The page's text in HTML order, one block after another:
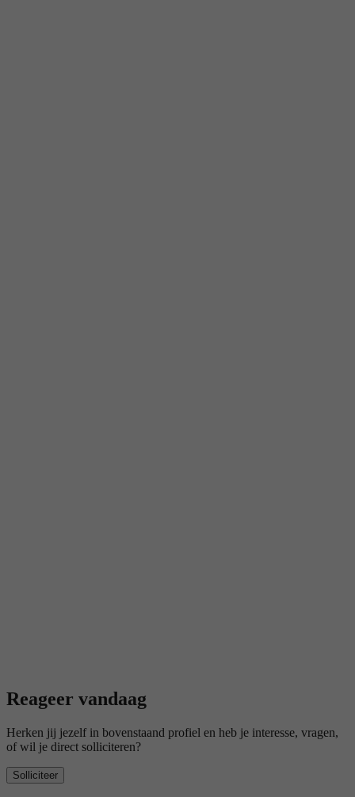
Reageer vandaag
Herken jij jezelf in bovenstaand profiel en heb je interesse, vragen,
of wil je direct solliciteren?
Solliciteer